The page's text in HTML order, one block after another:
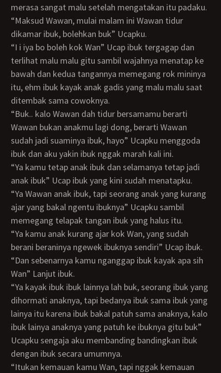
merasa sangat malu setelah mengatakan itu padaku.
“Maksud Wawan, mulai malam ini Wawan tidur
dikamar ibuk, bolehkan buk” Ucapku.
“I i iya bo boleh kok Wan” Ucap ibuk tergagap dan
terlihat malu malu gitu sambil wajahnya menatap ke
bawah dan kedua tangannya memegang rok mininya
itu, ehm ibuk kayak anak gadis yang malu malu saat
ditembak sama cowoknya.
“Buk.. kalo Wawan dah tidur bersamamu berarti
Wawan bukan anakmu lagi dong, berarti Wawan
sudah jadi suaminya ibuk, hayo” Ucapku menggoda
ibuk dan aku yakin ibuk nggak marah kali ini.
“Ya kamu tetap anak ibuk dan selamanya tetap jadi
anak ibuk” Ucap ibuk yang kini sudah menatapku.
“Ya Wawan anak ibuk, tapi seorang anak yang kurang
ajar yang bakal ngentu ibuknya” Ucapku sambil
memegang telapak tangan ibuk yang halus itu.
“Ya kamu anak kurang ajar kok Wan, yang sudah
berani beraninya ngewek ibuknya sendiri” Ucap ibuk.
“Dan sebenarnya kamu nganggap ibuk kayak apa sih
Wan” Lanjut ibuk.
“Ya kayak ibuk ibuk lainnya lah buk, seorang ibuk yang
dihormati anaknya, tapi bedanya ibuk sama ibuk yang
lainya itu karena ibuk bakal patuh sama anaknya, kalo
ibuk lainya anaknya yang patuh ke ibuknya gitu buk”
Ucapku sengaja aku membanding bandingkan ibuk
dengan ibuk secara umumnya.
“Itukan kemauan kamu Wan, tapi nggak kemauan